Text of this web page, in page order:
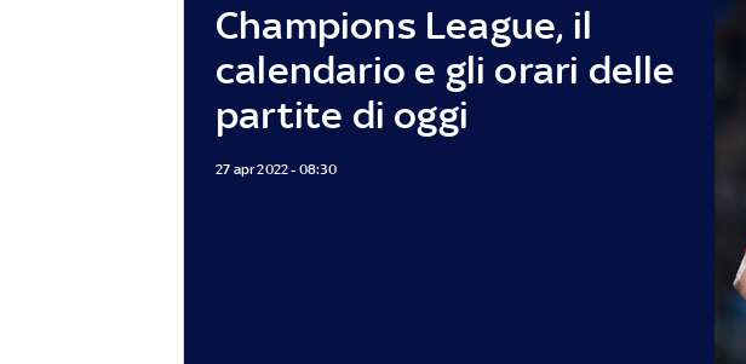
Champions League, il
calendario e gli orari delle
partite di oggi
27 apr 2022 - 08:30